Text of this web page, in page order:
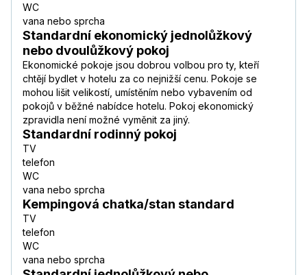
WC
vana nebo sprcha
Standardní ekonomický jednolůžkový
nebo dvoulůžkový pokoj
Ekonomické pokoje jsou dobrou volbou pro ty, kteří
chtějí bydlet v hotelu za co nejnižší cenu. Pokoje se
mohou lišit velikostí, umístěním nebo vybavením od
pokojů v běžné nabídce hotelu. Pokoj ekonomický
zpravidla není možné vyměnit za jiný.
Standardní rodinný pokoj
TV
telefon
WC
vana nebo sprcha
Kempingová chatka/stan standard
TV
telefon
WC
vana nebo sprcha